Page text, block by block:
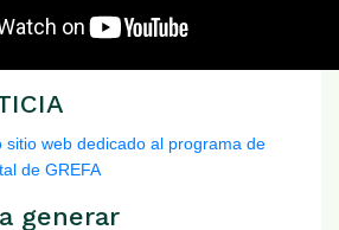
sitio web dedicado al programa de
de GREFA
generar